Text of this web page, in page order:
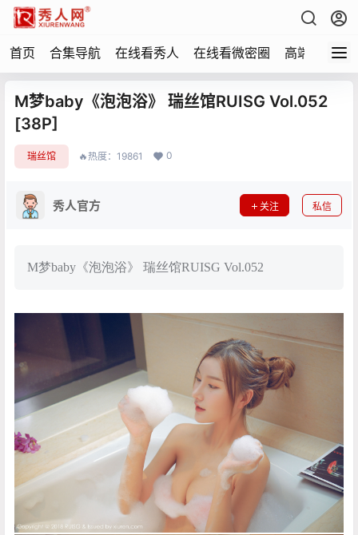
首页 合集导航 在线看秀人 在线看微密圈 高端写真
M梦baby《泡泡浴》 瑞丝馆RUISG Vol.052
[38P]
瑞丝馆 🔥热度：19861 0
秀人官方 关注 私信
M梦baby《泡泡浴》 瑞丝馆RUISG Vol.052